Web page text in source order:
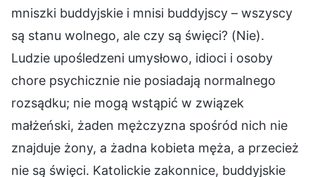
mniszki buddyjskie i mnisi buddyjscy – wszyscy
są stanu wolnego, ale czy są święci? (Nie).
Ludzie upośledzeni umysłowo, idioci i osoby
chore psychicznie nie posiadają normalnego
rozsądku; nie mogą wstąpić w związek
małżeński, żaden mężczyzna spośród nich nie
znajduje żony, a żadna kobieta męża, a przecież
nie są święci. Katolickie zakonnice, buddyjskie